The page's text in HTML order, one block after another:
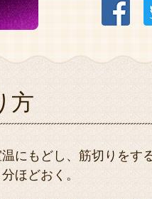
方
にもどし、筋切りをす
ほどおく。